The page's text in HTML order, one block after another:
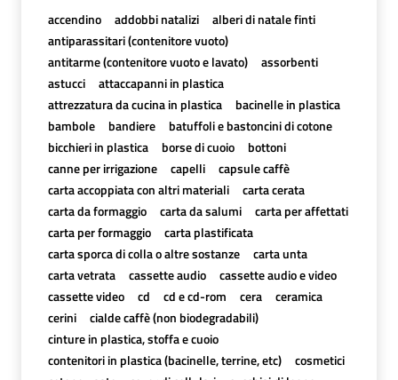
accendino addobbi natalizi
alberi di natale finti
antiparassitari (contenitore vuoto)
antitarme (contenitore vuoto e lavato)
assorbenti
astucci
attaccapanni in plastica
attrezzatura da cucina in plastica
bacinelle in plastica
bambole
bandiere
batuffoli e bastoncini di cotone
bicchieri in plastica
borse di cuoio
bottoni
canne per irrigazione
capelli
capsule caffè
carta accoppiata con altri materiali
carta cerata
carta da formaggio
carta da salumi
carta per affettati
carta per formaggio
carta plastificata
carta sporca di colla o altre sostanze
carta unta
carta vetrata
cassette audio
cassette audio e video
cassette video
cd cd e cd-rom cera
ceramica
cerini
cialde caffè (non biodegradabili)
cinture in plastica, stoffa e cuoio
contenitori in plastica (bacinelle, terrine, etc)
cosmetici